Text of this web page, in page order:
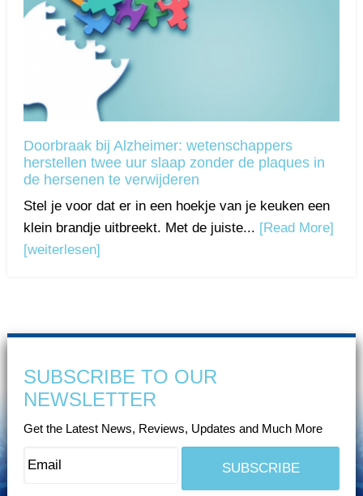
Doorbraak bij Alzheimer: wetenschappers
herstellen twee uur slaap zonder de plaques in
de hersenen te verwijderen
Stel je voor dat er in een hoekje van je keuken een
klein brandje uitbreekt. Met de juiste... [Read More]
[weiterlesen]
SUBSCRIBE TO OUR
NEWSLETTER
Get the Latest News, Reviews, Updates and Much More